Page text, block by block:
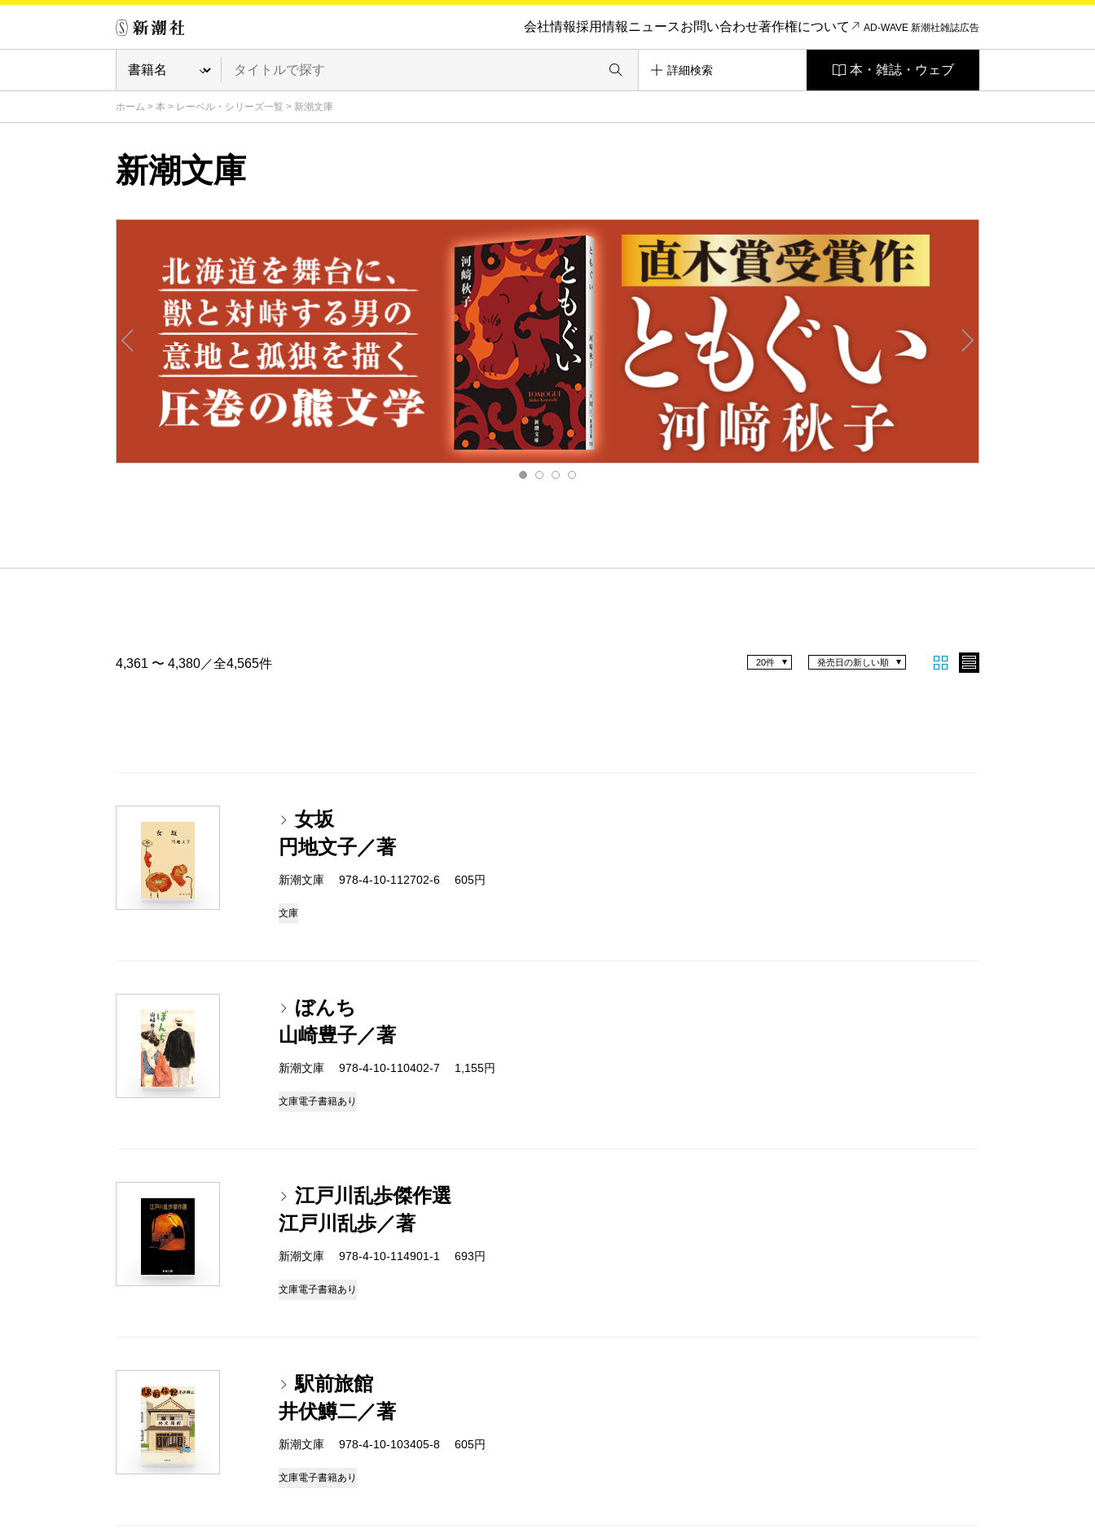
会社情報採用情報ニュースお問い合わせ著作権について AD-WAVE 新潮社雑誌広告
詳細検索 本・雑誌・ウェブ
ホーム > 本 > レーベル・シリーズ一覧 > 新潮文庫
新潮文庫
4,361 〜 4,380／全4,565件 発売日の新しい順
20件
女坂
円地文子／著
新潮文庫 978-4-10-112702-6 605円
文庫
ぼんち
山崎豊子／著
新潮文庫 978-4-10-110402-7 1,155円
文庫電子書籍あり
江戸川乱歩傑作選
江戸川乱歩／著
新潮文庫 978-4-10-114901-1 693円
文庫電子書籍あり
駅前旅館
井伏鱒二／著
新潮文庫 978-4-10-103405-8 605円
文庫電子書籍あり